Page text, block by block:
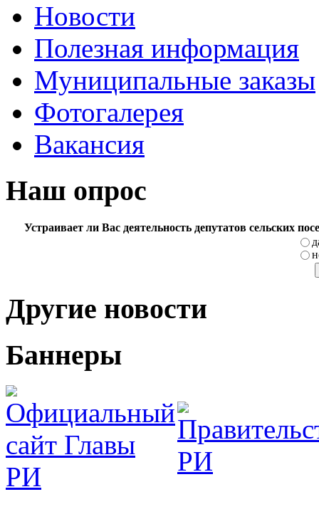
Новости
Полезная информация
Муниципальные заказы
Фотогалерея
Вакансия
Наш опрос
Устраивает ли Вас деятельность депутатов сельских
Другие новости
Баннеры